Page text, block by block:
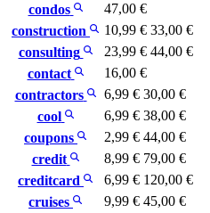
condos
47,00 €
construction
10,99 € 33,00 €
consulting
23,99 € 44,00 €
contact
16,00 €
contractors
6,99 € 30,00 €
cool
6,99 € 38,00 €
coupons
2,99 € 44,00 €
credit
8,99 € 79,00 €
creditcard
6,99 € 120,00 €
cruises
9,99 € 45,00 €